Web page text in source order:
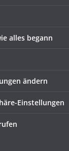
alles begann
ändern
Einstellungen